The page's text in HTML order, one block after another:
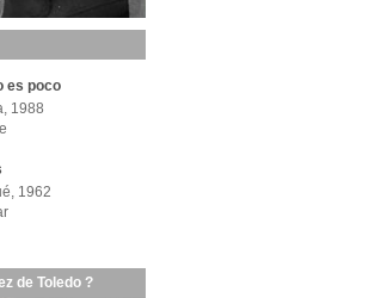
es poco
1988
1962
de Toledo ?